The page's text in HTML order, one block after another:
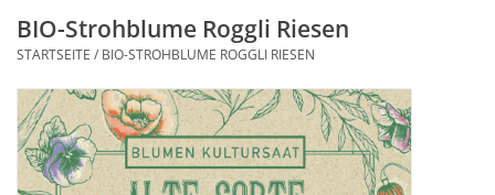
Kräuter
Für Kinder
BIO-Strohblume Roggli Riesen
STARTSEITE / BIO-STROHBLUME ROGGLI RIESEN